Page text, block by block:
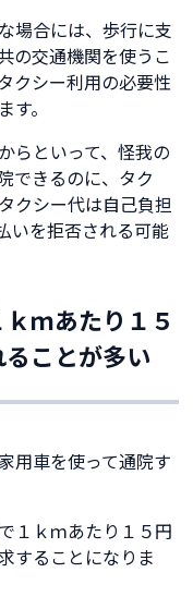
場合には、歩行に支
の交通機関を使うこ
クシー利用の必要性
。
らといって、怪我の
できるのに、タク
クシー代は自己負担
いを拒否される可能
ｍあたり１５
ことが多い
用車を使って通院す
１ｋｍあたり１５円
することになりま